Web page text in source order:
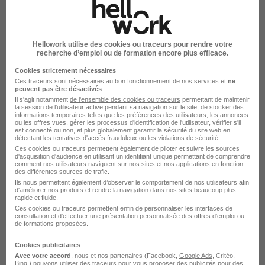
Intérim Service Illange
Emploi à Illange
Mission d'intérim Service
Emplois & formations
Emploi Service
Intérim Service
Stage Service
Alternance Service
Hellowork utilise des cookies ou traceurs pour rendre votre
recherche d’emploi ou de formation encore plus efficace.
Cookies strictement nécessaires
Ces traceurs sont nécessaires au bon fonctionnement de nos services et ne
peuvent pas être désactivés
Il s'agit notamment de l'ensemble des cookies ou traceurs permettant de maintenir
la session de l'utilisateur active pendant sa navigation sur le site, de stocker des
informations temporaires telles que les préférences des utilisateurs, les annonces
ou les offres vues, gérer les processus d'identification de l'utilisateur, vérifier s'il
est connecté ou non, et plus globalement garantir la sécurité du site web en
détectant les tentatives d'accès frauduleux ou les violations de sécurité.
Ces cookies ou traceurs permettent également de piloter et suivre les sources
d'acquisition d'audience en utilisant un identifiant unique permettant de comprendre
comment nos utilisateurs naviguent sur nos sites et nos applications en fonction
des différentes sources de trafic.
Ils nous permettent également d’observer le comportement de nos utilisateurs afin
d'améliorer nos produits et rendre la navigation dans nos sites beaucoup plus
rapide et fluide.
Ces cookies ou traceurs permettent enfin de personnaliser les interfaces de
consultation et d'effectuer une présentation personnalisée des offres d'emploi ou
de formations proposées.
Cookies publicitaires
Avec votre accord , nous et nos partenaires (Facebook, Google Ads , Critéo,
Bing,) pouvons utiliser des traceurs pour vous proposer des publicités pour des